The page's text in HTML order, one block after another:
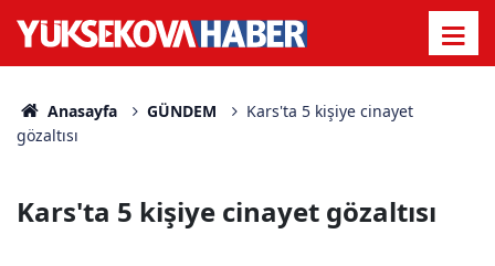
Anasayfa GÜNDEM
Kars'ta 5 kişiye cinayet
gözaltısı
Kars'ta 5 kişiye cinayet gözaltısı